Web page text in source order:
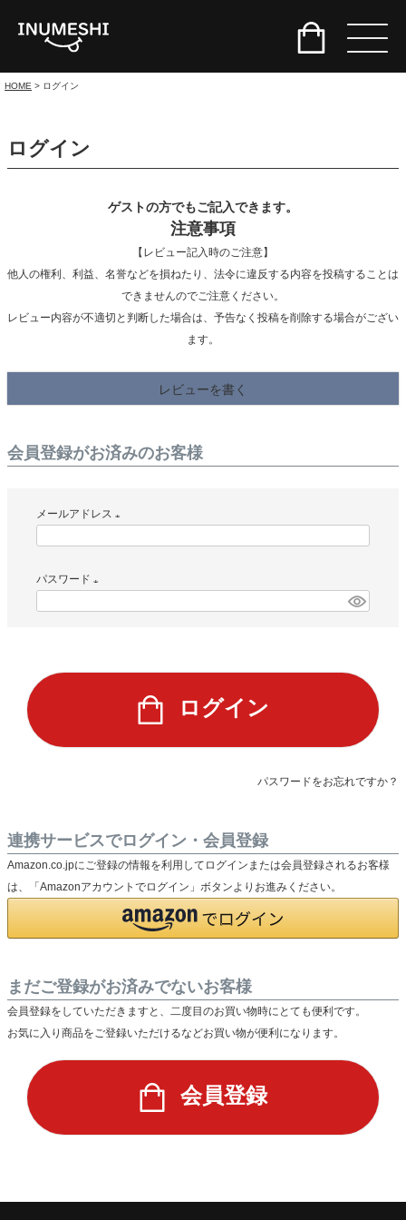
HOME ログイン
ログイン
ゲストの方でもご記入できます。
注意事項
【レビュー記入時のご注意】
他人の権利、利益、名誉などを損ねたり、法令に違反する内容を投稿することは
できませんのでご注意ください。
レビュー内容が不適切と判断した場合は、予告なく投稿を削除する場合がござい
ます。
レビューを書く
会員登録がお済みのお客様
メールアドレス
パスワード
(
)
ログイン
パスワードをお忘れですか？
連携サービスでログイン・会員登録
Amazon.co.jpにご登録の情報を利用してログインまたは会員登録されるお客様
は、「Amazonアカウントでログイン」ボタンよりお進みください。
まだご登録がお済みでないお客様
会員登録をしていただきますと、二度目のお買い物時にとても便利です。
お気に入り商品をご登録いただけるなどお買い物が便利になります。
会員登録